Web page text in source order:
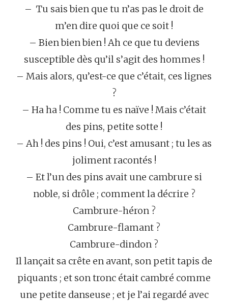
– Tu sais bien que tu n’as pas le droit de
m’en dire quoi que ce soit !
– Bien bien bien ! Ah ce que tu deviens
susceptible dès qu’il s’agit des hommes !
– Mais alors, qu’est-ce que c’était, ces lignes
?
– Ha ha ! Comme tu es naïve ! Mais c’était
des pins, petite sotte !
– Ah ! des pins ! Oui, c’est amusant ; tu les as
joliment racontés !
– Et l’un des pins avait une cambrure si
noble, si drôle ; comment la décrire ?
Cambrure-héron ?
Cambrure-flamant ?
Cambrure-dindon ?
Il lançait sa crête en avant, son petit tapis de
piquants ; et son tronc était cambré comme
une petite danseuse ; et je l’ai regardé avec